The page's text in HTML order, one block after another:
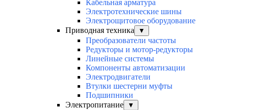
Кабельная арматура
Электротехнические шины
Электрощитовое оборудование
Приводная техника
▼
Преобразователи частоты
Редукторы и мотор-редукторы
Линейные системы
Компоненты автоматизации
Электродвигатели
Втулки шестерни муфты
Подшипники
Электропитание
▼